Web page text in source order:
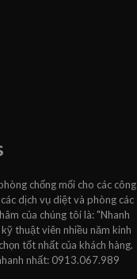
chống mối cho các công
dịch vụ diệt và phòng các
của chúng tôi là: "Nhanh
thuật viên nhiều năm kinh
tốt nhất của khách hàng.
nhất: 0913.067.989